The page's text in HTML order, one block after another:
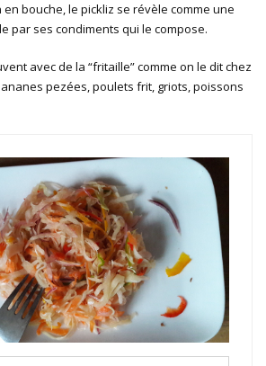
bouche, le pickliz se révèle comme une
par ses condiments qui le compose.
avec de la “fritaille” comme on le dit chez
pezées, poulets frit, griots, poissons